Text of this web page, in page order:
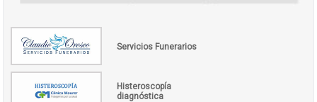
Servicios Funerarios
Histeroscopía
diagnóstica